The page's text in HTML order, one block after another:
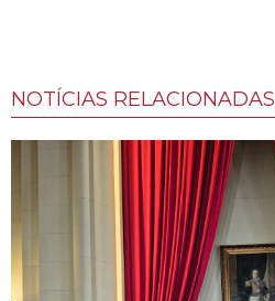
NOTÍCIAS RELACIONADAS